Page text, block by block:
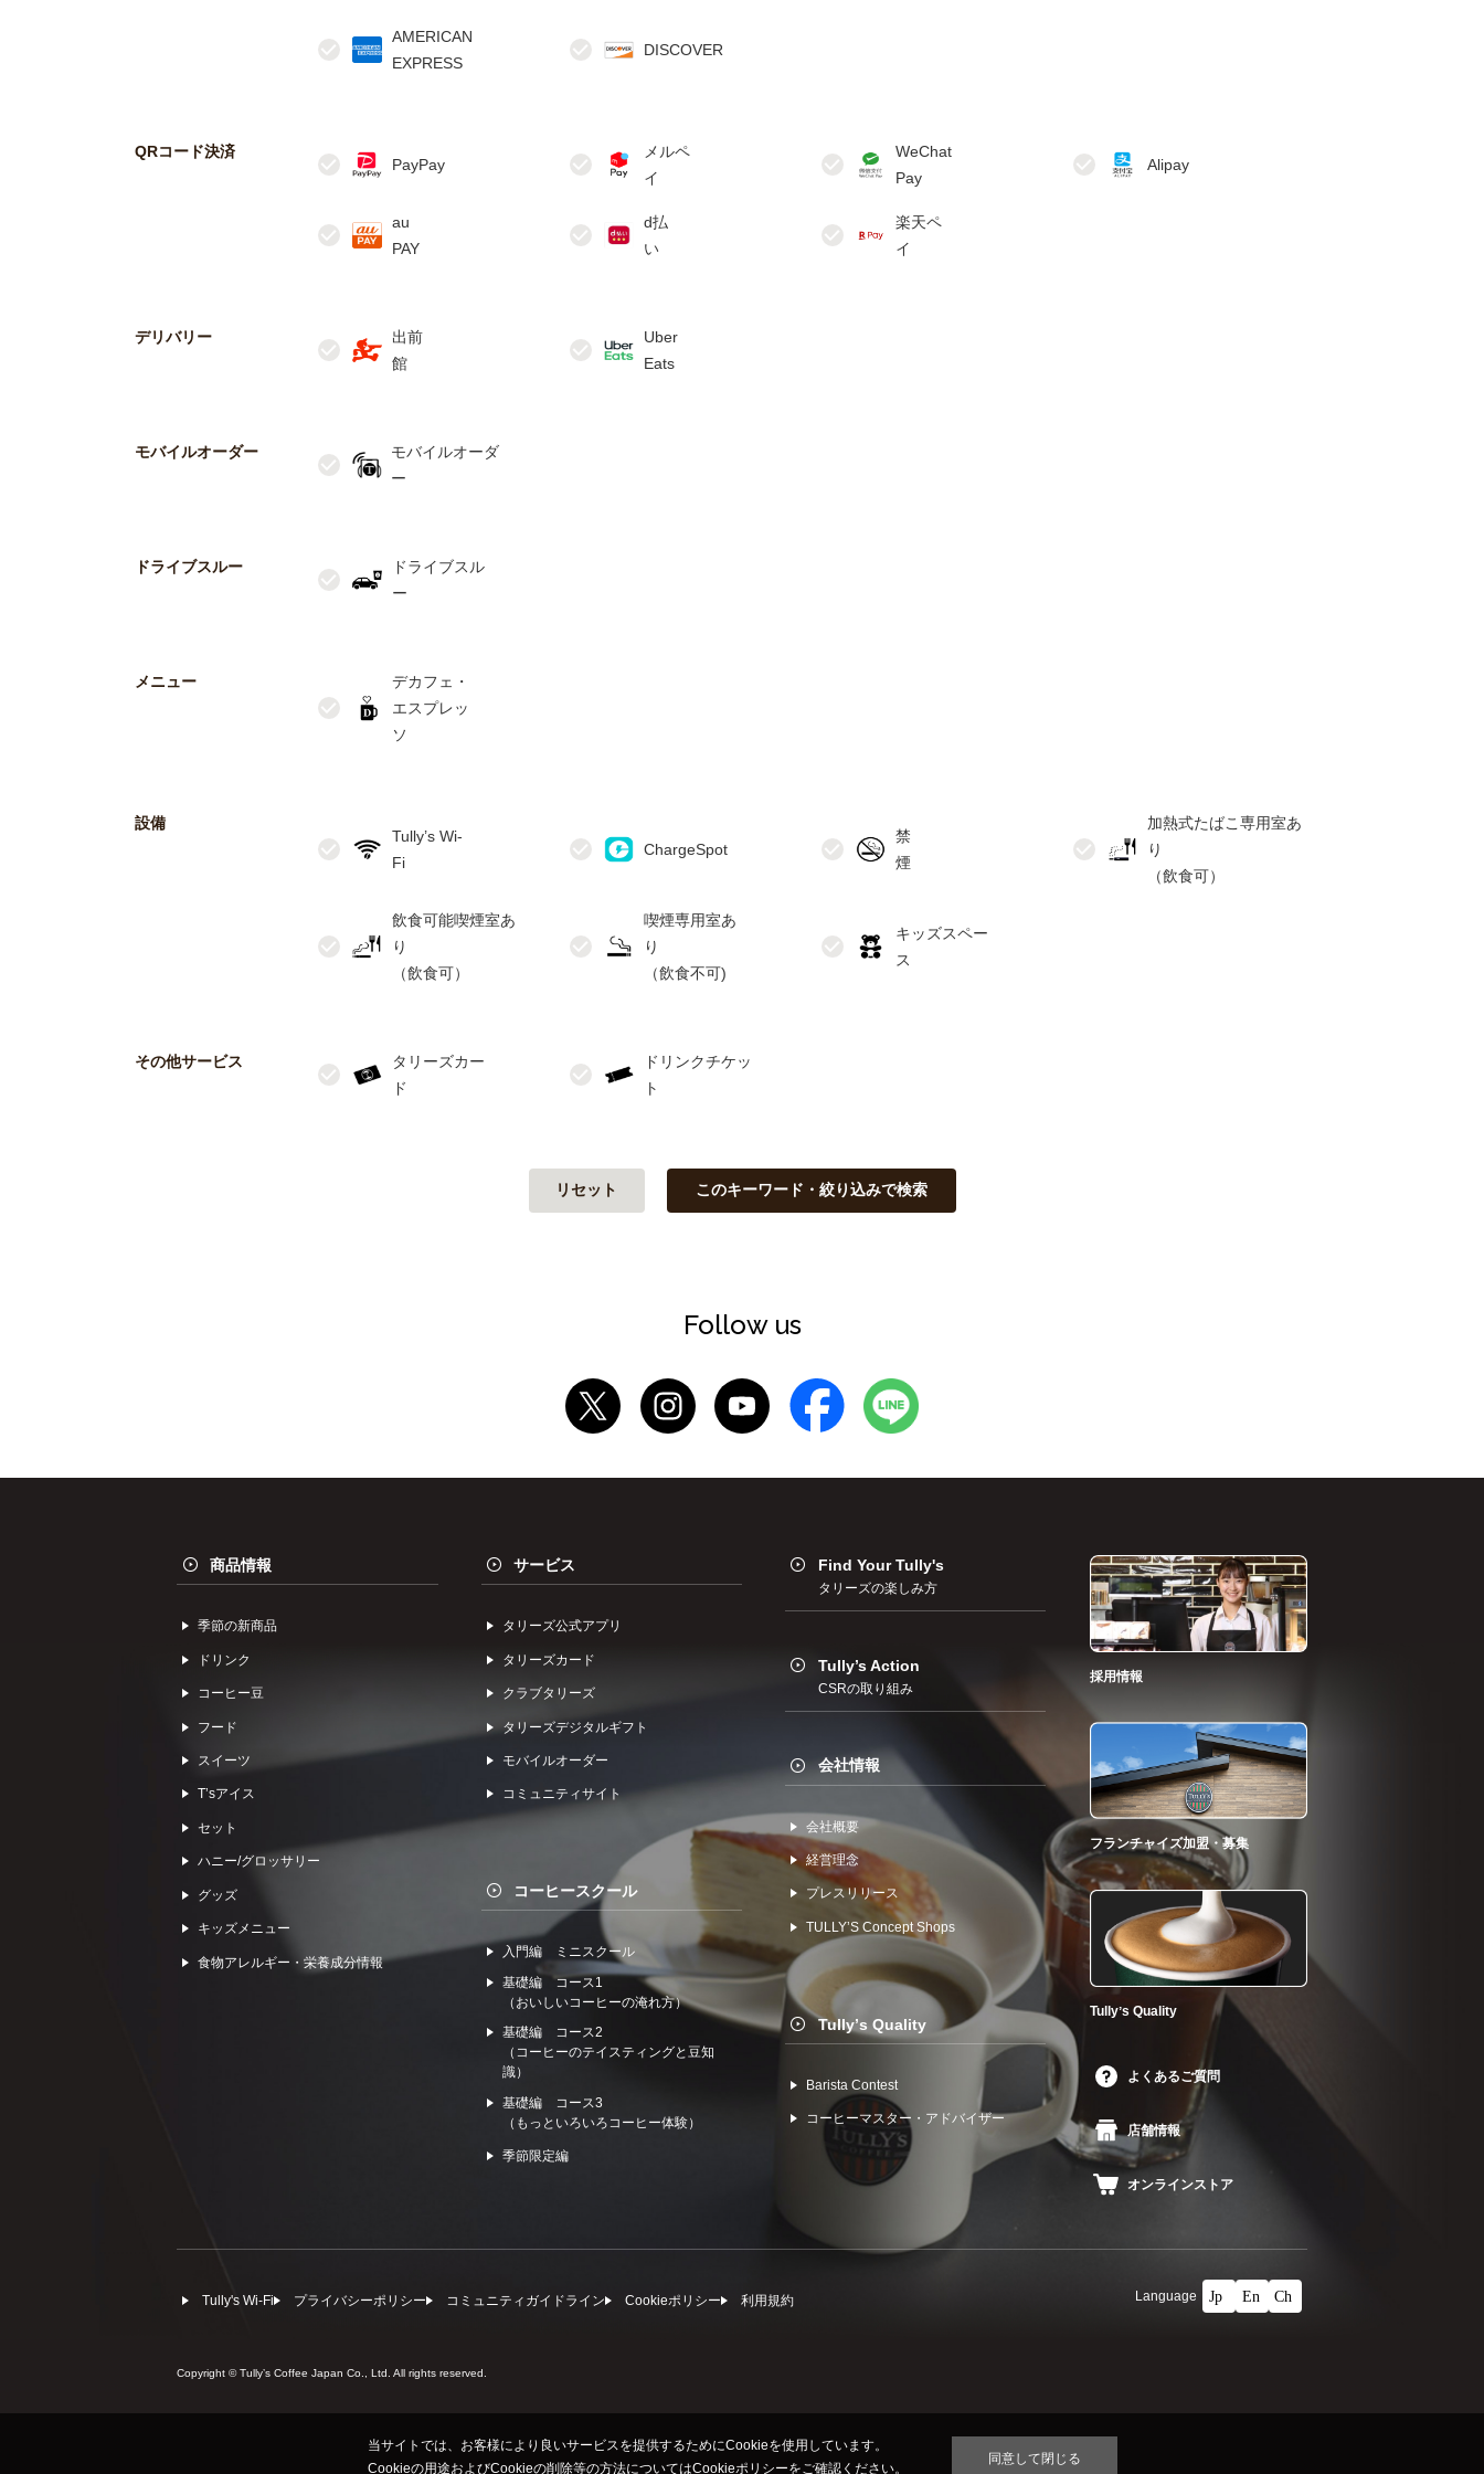
AMERICAN
EXPRESS
QRコード決済
PayPay
メルペ
WeChat
Pay
Alipay
au
PAY
d払
い
楽天ペ
デリバリー
出前
館
Uber
Eats
モバイルオーダー
モバイルオーダ
ドライブスルー
ドライブスル
メニュー
デカフェ・
エスプレッ
設備
Tully’s Wi-
Fi
ChargeSpot
禁
加熱式たばこ専用室あ
り
飲食可能喫煙室あ
り
喫煙専用室あ
り
キッズスペー
その他サービス
タリーズカー
ドリンクチケッ
リセット このキーワード・絞り込みで検索
Follow us
商品情報
季節の新商品
ドリンク
コーヒー⾖
フード
スイーツ
Tʼsアイス
セット
ハニー/グロッサリー
グッズ
キッズメニュー
食物アレルギー・栄養成分情報
サービス
タリーズ公式アプリ
タリーズカード
クラブタリーズ
タリーズデジタルギフト
モバイルオーダー
コミュニティサイト
コーヒースクール
入門編 ミニスクール
基礎編 コース1
（おいしいコーヒーの淹れ方）
基礎編 コース2
（コーヒーのテイスティングと豆知
識）
基礎編 コース3
（もっといろいろコーヒー体験）
季節限定編
Find Your Tully's
タリーズの楽しみ方
Tully’s Action
CSRの取り組み
会社情報
会社概要
経営理念
プレスリリース
TULLYʼS Concept Shops
Tullyʼs Quality
Barista Contest
コーヒーマスター・アドバイザー
採用情報
フランチャイズ加盟・募集
Tullyʼs Quality
よくあるご質問
店舗情報
オンラインストア
Tully's Wi-Fi プライバシーポリシー コミュニティガイドライン Cookieポリシー 利⽤規約 Language
Copyright © Tullyʼs Coffee Japan Co., Ltd. All rights reserved.
当サイトでは、お客様により良いサービスを提供するためにCookieを使用しています。
Cookieの用途およびCookieの削除等の方法についてはCookieポリシーをご確認ください。
同意して閉じる